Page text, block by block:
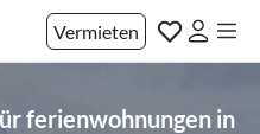
Vermieten
ferienwohnungen in